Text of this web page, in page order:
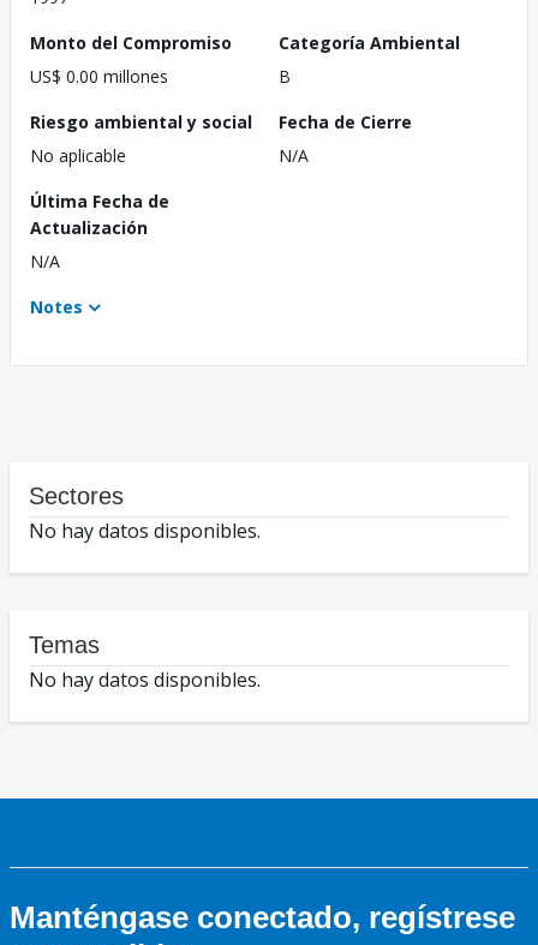
Monto del Compromiso
US$ 0.00 millones
Categoría Ambiental
B
Riesgo ambiental y social
No aplicable
Fecha de Cierre
N/A
Última Fecha de
Actualización
N/A
Notes
Sectores
No hay datos disponibles.
Temas
No hay datos disponibles.
Manténgase conectado, regístrese